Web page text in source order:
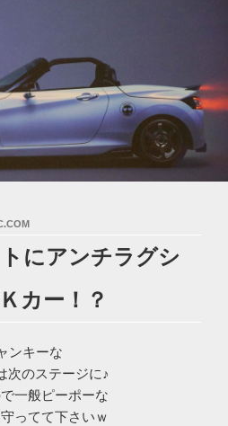
にアンチラグシ
カー！？
ンキーな
次のステージに♪
一般ピーポーな
ってて下さいｗ